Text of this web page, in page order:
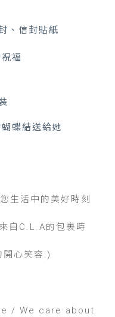
、信封貼紙
福
蝶結送給她
生活中的美好時刻
自C.L.A的包裹時
開心笑容:)
/ We care about